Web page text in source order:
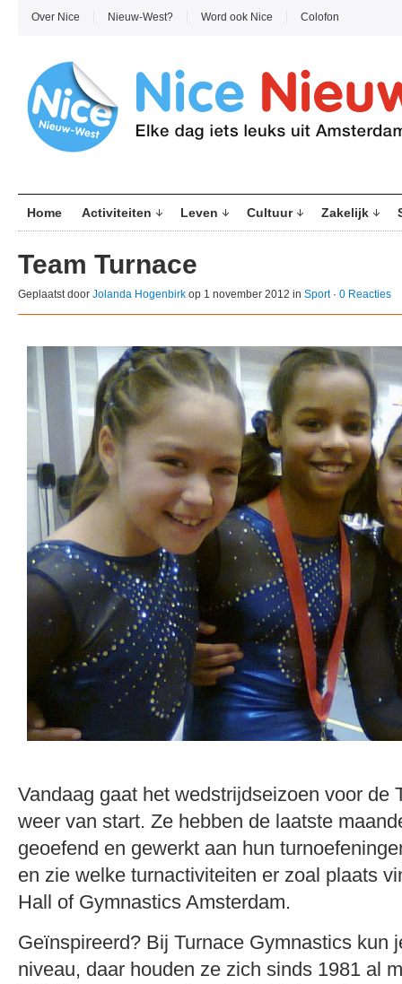
Over Nice Nieuw-West? Word ook Nice Colofon
Home Activiteiten Leven Cultuur Zakelijk
Team Turnace
Geplaatst door Jolanda Hogenbirk op 1 november 2012 in Sport· 0 Reacties
Vandaag gaat het wedstrijdseizoen voor de
weer van start. Ze hebben de laatste
geoefend en gewerkt aan hun
en zie welke turnactiviteiten er zoal plaats
Hall of Gymnastics Amsterdam.
Geïnspireerd? Bij Turnace Gymnastics kun
niveau, daar houden ze zich sinds 1981 al